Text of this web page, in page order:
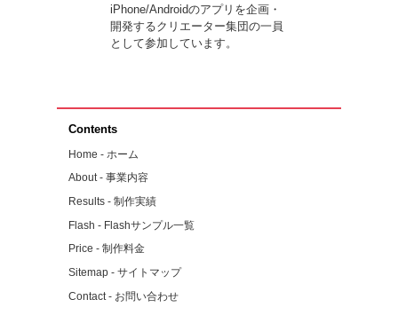
iPhone/Androidのアプリを企画・
開発するクリエーター集団の一員
として参加しています。
Contents
Home - ホーム
About - 事業内容
Results - 制作実績
Flash - Flashサンプル一覧
Price - 制作料金
Sitemap - サイトマップ
Contact - お問い合わせ